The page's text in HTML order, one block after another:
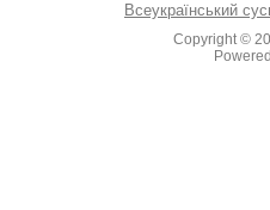
Всеукраїнський
Copyright ©